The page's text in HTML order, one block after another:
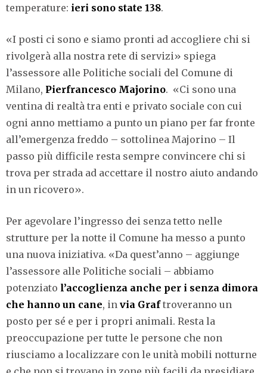
temperature: ieri sono state 138.
«I posti ci sono e siamo pronti ad accogliere chi si
rivolgerà alla nostra rete di servizi» spiega
l’assessore alle Politiche sociali del Comune di
Milano, Pierfrancesco Majorino. «Ci sono una
ventina di realtà tra enti e privato sociale con cui
ogni anno mettiamo a punto un piano per far fronte
all’emergenza freddo – sottolinea Majorino – Il
passo più difficile resta sempre convincere chi si
trova per strada ad accettare il nostro aiuto andando
in un ricovero».
Per agevolare l’ingresso dei senza tetto nelle
strutture per la notte il Comune ha messo a punto
una nuova iniziativa. «Da quest’anno – aggiunge
l’assessore alle Politiche sociali – abbiamo
potenziato l’accoglienza anche per i senza dimora
che hanno un cane, in via Graftroveranno un
posto per sé e per i propri animali. Resta la
preoccupazione per tutte le persone che non
riusciamo a localizzare con le unità mobili notturne